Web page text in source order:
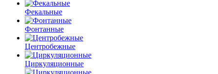
Фекальные
Фонтанные
Центробежные
Циркуляционные